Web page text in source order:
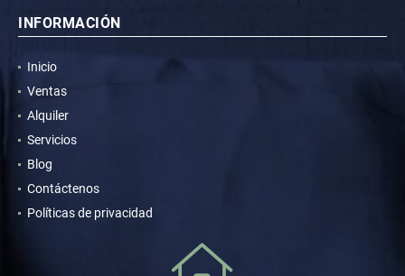
INFORMACIÓN
Inicio
Ventas
Alquiler
Servicios
Blog
Contáctenos
Políticas de privacidad